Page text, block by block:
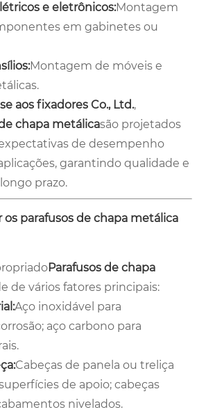
e eletrônicos:Montagem
em gabinetes ou
Montagem de móveis e
aos fixadores Co., Ltd.,
chapa metálicasão projetados
de desempenho
garantindo qualidade e
prazo.
os parafusos de chapa metálica
Parafusos de chapa
de vários fatores principais:
Aço inoxidável para
aço carbono para
Cabeças de panela ou treliça
de apoio; cabeças
nivelados.